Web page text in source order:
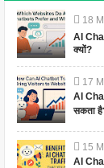
18
AI
क्यों?
17
AI
सकता
15
AI